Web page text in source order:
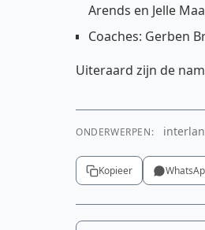
Arends en Jelle
Coaches: Gerben
Uiteraard zijn de
ONDERWERPEN:
Kopieer